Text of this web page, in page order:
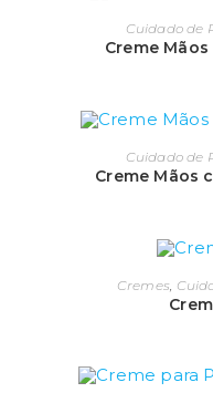
Cuidado de
Creme
Cuidado de
Creme Mãos
Cremes